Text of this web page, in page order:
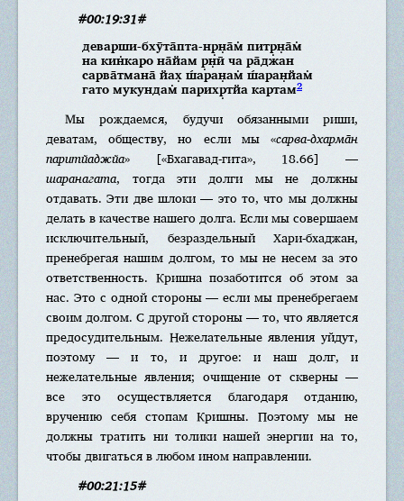
#00:19:31#
деварши-бхӯта̄пта-нр̣н̣а̄м̇ питр̣н̣а̄м̇
на кин̇каро на̄йам р̣н̣ӣ ча ра̄джан
сарва̄тмана̄ йах̣ ш́аран̣ам̇ ш́аран̣йам̇
гато мукундам̇ парихр̣тйа картам2
Мы рождаемся, будучи обязанными риши,
деватам, обществу, но если мы «сарва-дхарма̄н
паритйаджйа» [«Бхагавад-гита», 18.66] —
шаранагата, тогда эти долги мы не должны
отдавать. Эти две шлоки — это то, что мы должны
делать в качестве нашего долга. Если мы совершаем
исключительный, безраздельный Хари-бхаджан,
пренебрегая нашим долгом, то мы не несем за это
ответственность. Кришна позаботится об этом за
нас. Это с одной стороны — если мы пренебрегаем
своим долгом. С другой стороны — то, что является
предосудительным. Нежелательные явления уйдут,
поэтому — и то, и другое: и наш долг, и
нежелательные явления; очищение от скверны —
все это осуществляется благодаря отданию,
вручению себя стопам Кришны. Поэтому мы не
должны тратить ни толики нашей энергии на то,
чтобы двигаться в любом ином направлении.
#00:21:15#